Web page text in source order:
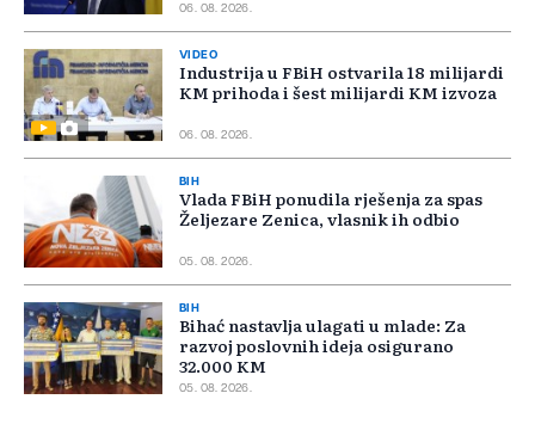
06. 08. 2026.
VIDEO
Industrija u FBiH ostvarila 18 milijardi
KM prihoda i šest milijardi KM izvoza
06. 08. 2026.
BIH
Vlada FBiH ponudila rješenja za spas
Željezare Zenica, vlasnik ih odbio
05. 08. 2026.
BIH
Bihać nastavlja ulagati u mlade: Za
razvoj poslovnih ideja osigurano
32.000 KM
05. 08. 2026.